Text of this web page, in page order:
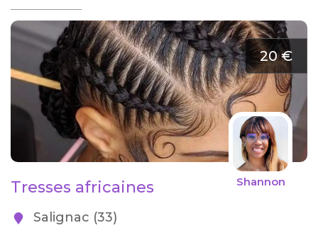
20 €
Shannon
Tresses africaines
Salignac (33)